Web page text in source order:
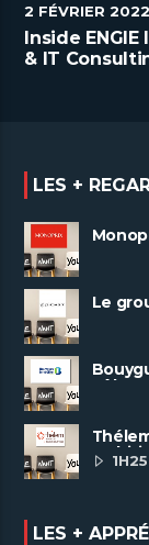
2 FÉVRIER 2022
Inside ENGIE
& IT
LES +
Le
pôles
1H25
LES +